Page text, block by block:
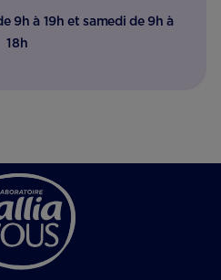
9h à 19h et samedi de 9h à
18h